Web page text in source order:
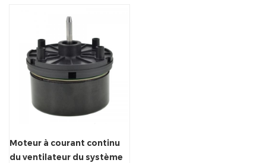
Moteur à courant continu
du ventilateur du système